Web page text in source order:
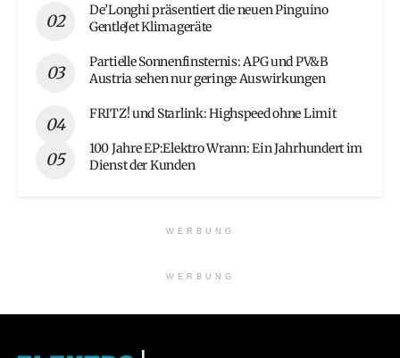
De’Longhi präsentiert die neuen Pinguino
GentleJet Klimageräte
Partielle Sonnenfinsternis: APG und PV&B
Austria sehen nur geringe Auswirkungen
FRITZ! und Starlink: Highspeed ohne Limit
100 Jahre EP:Elektro Wrann: Ein Jahrhundert im
Dienst der Kunden
WERBUNG
WERBUNG